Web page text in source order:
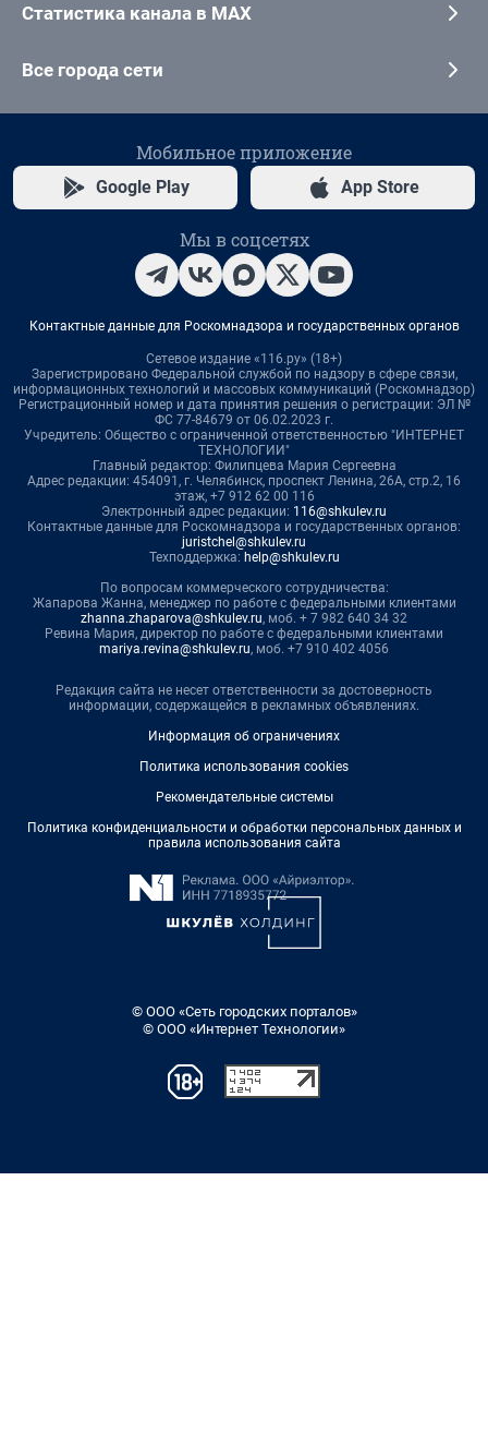
Статистика канала в MAX
Все города сети
Мобильное приложение
Google Play App Store
Мы в соцсетях
Контактные данные для Роскомнадзора и государственных органов
Сетевое издание «116.ру» (18+)
Зарегистрировано Федеральной службой по надзору в сфере связи,
информационных технологий и массовых коммуникаций (Роскомнадзор)
Регистрационный номер и дата принятия решения о регистрации: ЭЛ №
ФС 77-84679 от 06.02.2023 г.
Учредитель: Общество с ограниченной ответственностью "ИНТЕРНЕТ
ТЕХНОЛОГИИ"
Главный редактор: Филипцева Мария Сергеевна
Адрес редакции: 454091, г. Челябинск, проспект Ленина, 26А, стр.2, 16
этаж, +7 912 62 00 116
Электронный адрес редакции: 116@shkulev.ru
Контактные данные для Роскомнадзора и государственных органов:
juristchel@shkulev.ru
Техподдержка: help@shkulev.ru
По вопросам коммерческого сотрудничества:
Жапарова Жанна, менеджер по работе с федеральными клиентами
zhanna.zhaparova@shkulev.ru, моб. + 7 982 640 34 32
Ревина Мария, директор по работе с федеральными клиентами
mariya.revina@shkulev.ru, моб. +7 910 402 4056
Редакция сайта не несет ответственности за достоверность
информации, содержащейся в рекламных объявлениях.
Информация об ограничениях
Политика использования cookies
Рекомендательные системы
Политика конфиденциальности и обработки персональных данных и
правила использования сайта
© ООО «Сеть городских порталов»
© ООО «Интернет Технологии»